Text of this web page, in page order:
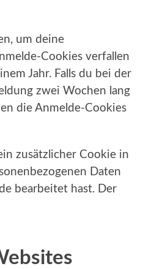
um deine
Cookies verfallen
Jahr. Falls du bei der
zwei Wochen lang
die Anmelde-Cookies
zusätzlicher Cookie in
Daten
bearbeitet hast. Der